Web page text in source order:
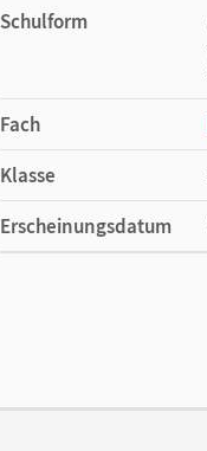
Schulform
Fach
Klasse
Erscheinungsdatum